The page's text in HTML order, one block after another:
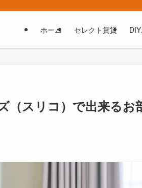
ホーム セレクト賃貸
（スリコ）で出来るお